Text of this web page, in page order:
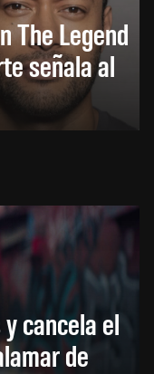
The Legend
señala al
cancela el
de